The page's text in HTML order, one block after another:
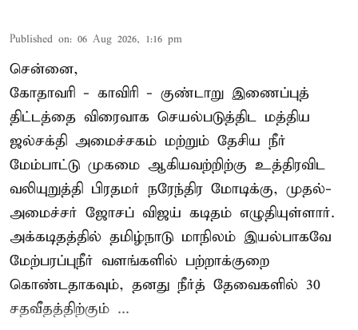
Published on: 06 Aug 2026, 1:16 pm
சென்னை,
கோதாவரி - காவிரி - குண்டாறு இணைப்புத்
திட்டத்தை விரைவாக செயல்படுத்திட மத்திய
ஜல்சக்தி அமைச்சகம் மற்றும் தேசிய நீர்
மேம்பாட்டு முகமை ஆகியவற்றிற்கு உத்திரவிட
வலியுறுத்தி பிரதமர் நரேந்திர மோடிக்கு, முதல்-
அமைச்சர் ஜோசப் விஜய் கடிதம் எழுதியுள்ளார்.
அக்கடிதத்தில் தமிழ்நாடு மாநிலம் இயல்பாகவே
மேற்பரப்புநீர் வளங்களில் பற்றாக்குறை
கொண்டதாகவும், தனது நீர்த் தேவைகளில் 30
சதவீதத்திற்கும் ...